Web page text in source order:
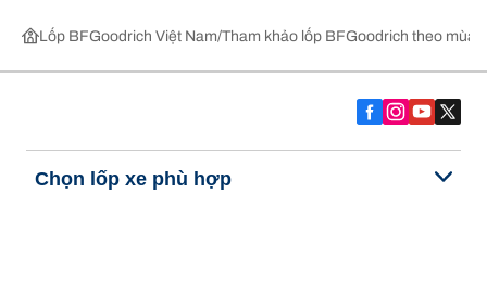
Lốp BFGoodrich Việt Nam Tham khảo lốp BFGoodrich theo
Chọn lốp xe phù hợp